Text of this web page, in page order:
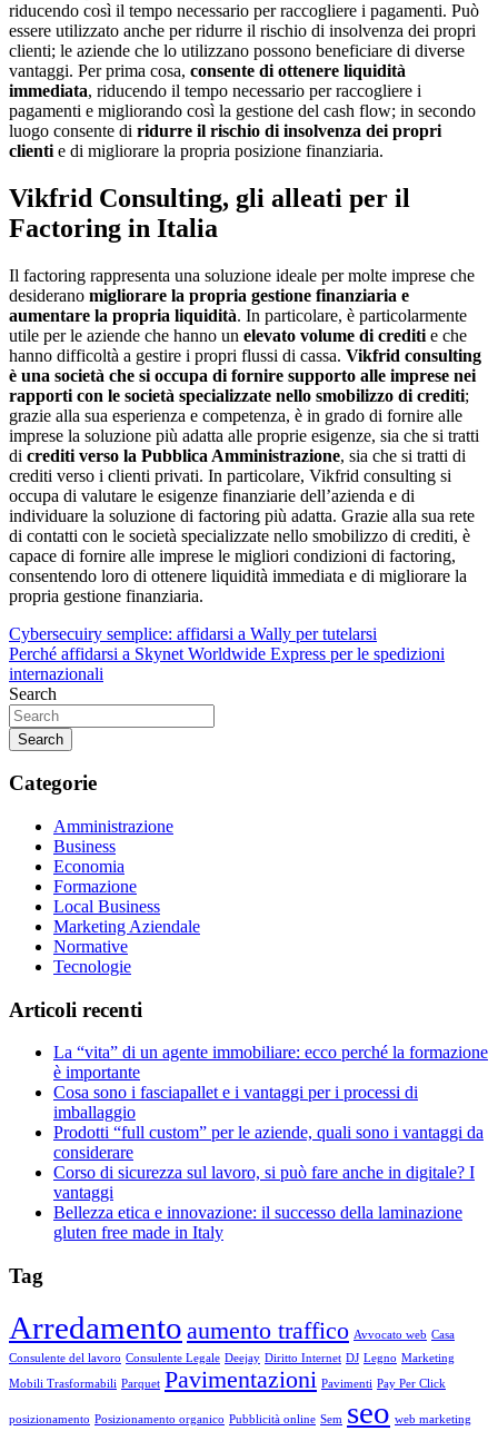
riducendo così il tempo necessario per raccogliere i pagamenti. Può
essere utilizzato anche per ridurre il rischio di insolvenza dei propri
clienti; le aziende che lo utilizzano possono beneficiare di diverse
vantaggi. Per prima cosa, consente di ottenere liquidità
immediata, riducendo il tempo necessario per raccogliere i
pagamenti e migliorando così la gestione del cash flow; in secondo
luogo consente di ridurre il rischio di insolvenza dei propri
clienti e di migliorare la propria posizione finanziaria.
Vikfrid Consulting, gli alleati per il
Factoring in Italia
Il factoring rappresenta una soluzione ideale per molte imprese che
desiderano migliorare la propria gestione finanziaria e
aumentare la propria liquidità. In particolare, è particolarmente
utile per le aziende che hanno un elevato volume di crediti e che
hanno difficoltà a gestire i propri flussi di cassa. Vikfrid consulting
è una società che si occupa di fornire supporto alle imprese nei
rapporti con le società specializzate nello smobilizzo di crediti;
grazie alla sua esperienza e competenza, è in grado di fornire alle
imprese la soluzione più adatta alle proprie esigenze, sia che si tratti
di crediti verso la Pubblica Amministrazione, sia che si tratti di
crediti verso i clienti privati. In particolare, Vikfrid consulting si
occupa di valutare le esigenze finanziarie dell’azienda e di
individuare la soluzione di factoring più adatta. Grazie alla sua rete
di contatti con le società specializzate nello smobilizzo di crediti, è
capace di fornire alle imprese le migliori condizioni di factoring,
consentendo loro di ottenere liquidità immediata e di migliorare la
propria gestione finanziaria.
Navigazione
articoli
Cybersecuiry semplice: affidarsi a Wally per tutelarsi
Perché affidarsi a Skynet Worldwide Express per le spedizioni
internazionali
Search
Search
Categorie
Amministrazione
Business
Economia
Formazione
Local Business
Marketing Aziendale
Normative
Tecnologie
Articoli recenti
La “vita” di un agente immobiliare: ecco perché la formazione
è importante
Cosa sono i fasciapallet e i vantaggi per i processi di
imballaggio
Prodotti “full custom” per le aziende, quali sono i vantaggi da
considerare
Corso di sicurezza sul lavoro, si può fare anche in digitale? I
vantaggi
Bellezza etica e innovazione: il successo della laminazione
gluten free made in Italy
Tag
Arredamento aumento traffico Avvocato web Casa
Consulente del lavoro Consulente Legale Deejay Diritto Internet DJ Legno Marketing
Mobili Trasformabili Parquet Pavimentazioni Pavimenti Pay Per Click
posizionamento Posizionamento organico Pubblicità online Sem seo web marketing